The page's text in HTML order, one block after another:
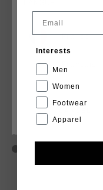
Endorsed Tech Pinstripe
€ 99,95
France
Interests
Men
Women
Footwear
Apparel